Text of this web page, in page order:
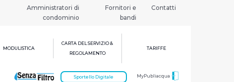
Amministratori di
condominio
Fornitori e
bandi
Contatti
MODULISTICA
CARTA DEL SERVIZIO &
REGOLAMENTO
TARIFFE
MyPubliacqua
Sportello Digitale